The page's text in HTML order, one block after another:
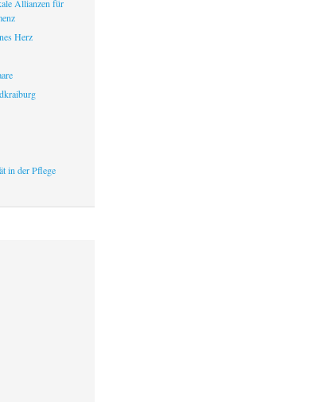
Allianzen für
Herz
in der Pflege